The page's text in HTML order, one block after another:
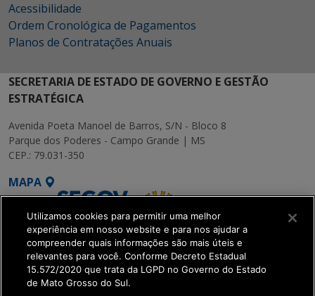
Acessibilidade
Ordem Cronológica de Pagamentos
Planos de Contratações Anuais
SECRETARIA DE ESTADO DE GOVERNO E GESTÃO
ESTRATÉGICA
Avenida Poeta Manoel de Barros, S/N - Bloco 8
Parque dos Poderes - Campo Grande | MS
CEP.: 79.031-350
MAPA
SETDIG | Secretaria-
Executiva de
Utilizamos cookies para permitir uma melhor
experiência em nosso website e para nos ajudar a
compreender quais informações são mais úteis e
relevantes para você. Conforme Decreto Estadual
15.572/2020 que trata da LGPD no Governo do Estado
de Mato Grosso do Sul.